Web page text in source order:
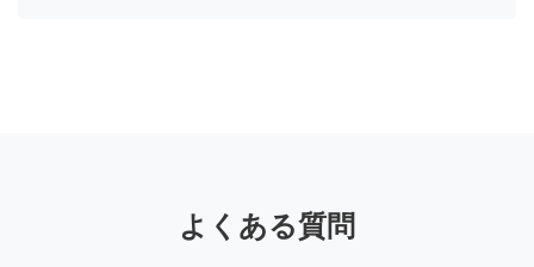
よくある質問